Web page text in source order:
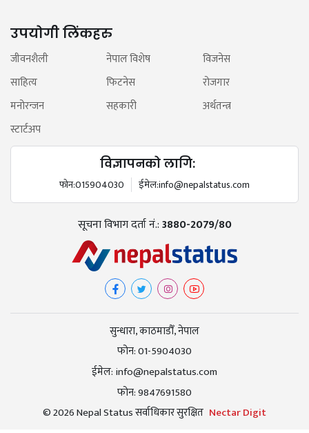
उपयोगी लिंकहरु
जीवनशैली नेपाल विशेष
विजनेस
साहित्य
फिटनेस
रोजगार
मनोरन्जन
सहकारी
अर्थतन्त्र
स्टार्टअप
विज्ञापनको लागि:
फोन:015904030 ईमेल:info@nepalstatus.com
सूचना विभाग दर्ता नं.:3880-2079/80
सुन्धारा, काठमाडौँ, नेपाल
फोन:01-5904030
ईमेल: info@nepalstatus.com
फोन:9847691580
© 2026 Nepal Status सर्वाधिकार सुरक्षित Nectar Digit